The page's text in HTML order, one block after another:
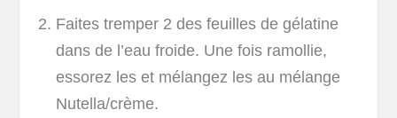
Faites tremper 2 des feuilles de gélatine
dans de l’eau froide. Une fois ramollie,
essorez les et mélangez les au mélange
Nutella/crème.